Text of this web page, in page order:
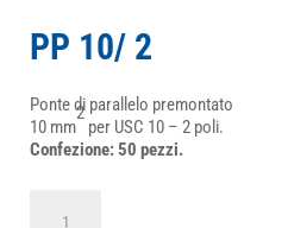
PP 10/ 2
Ponte di parallelo premontato
10 mm
2
per USC 10 – 2 poli.
Confezione: 50 pezzi.